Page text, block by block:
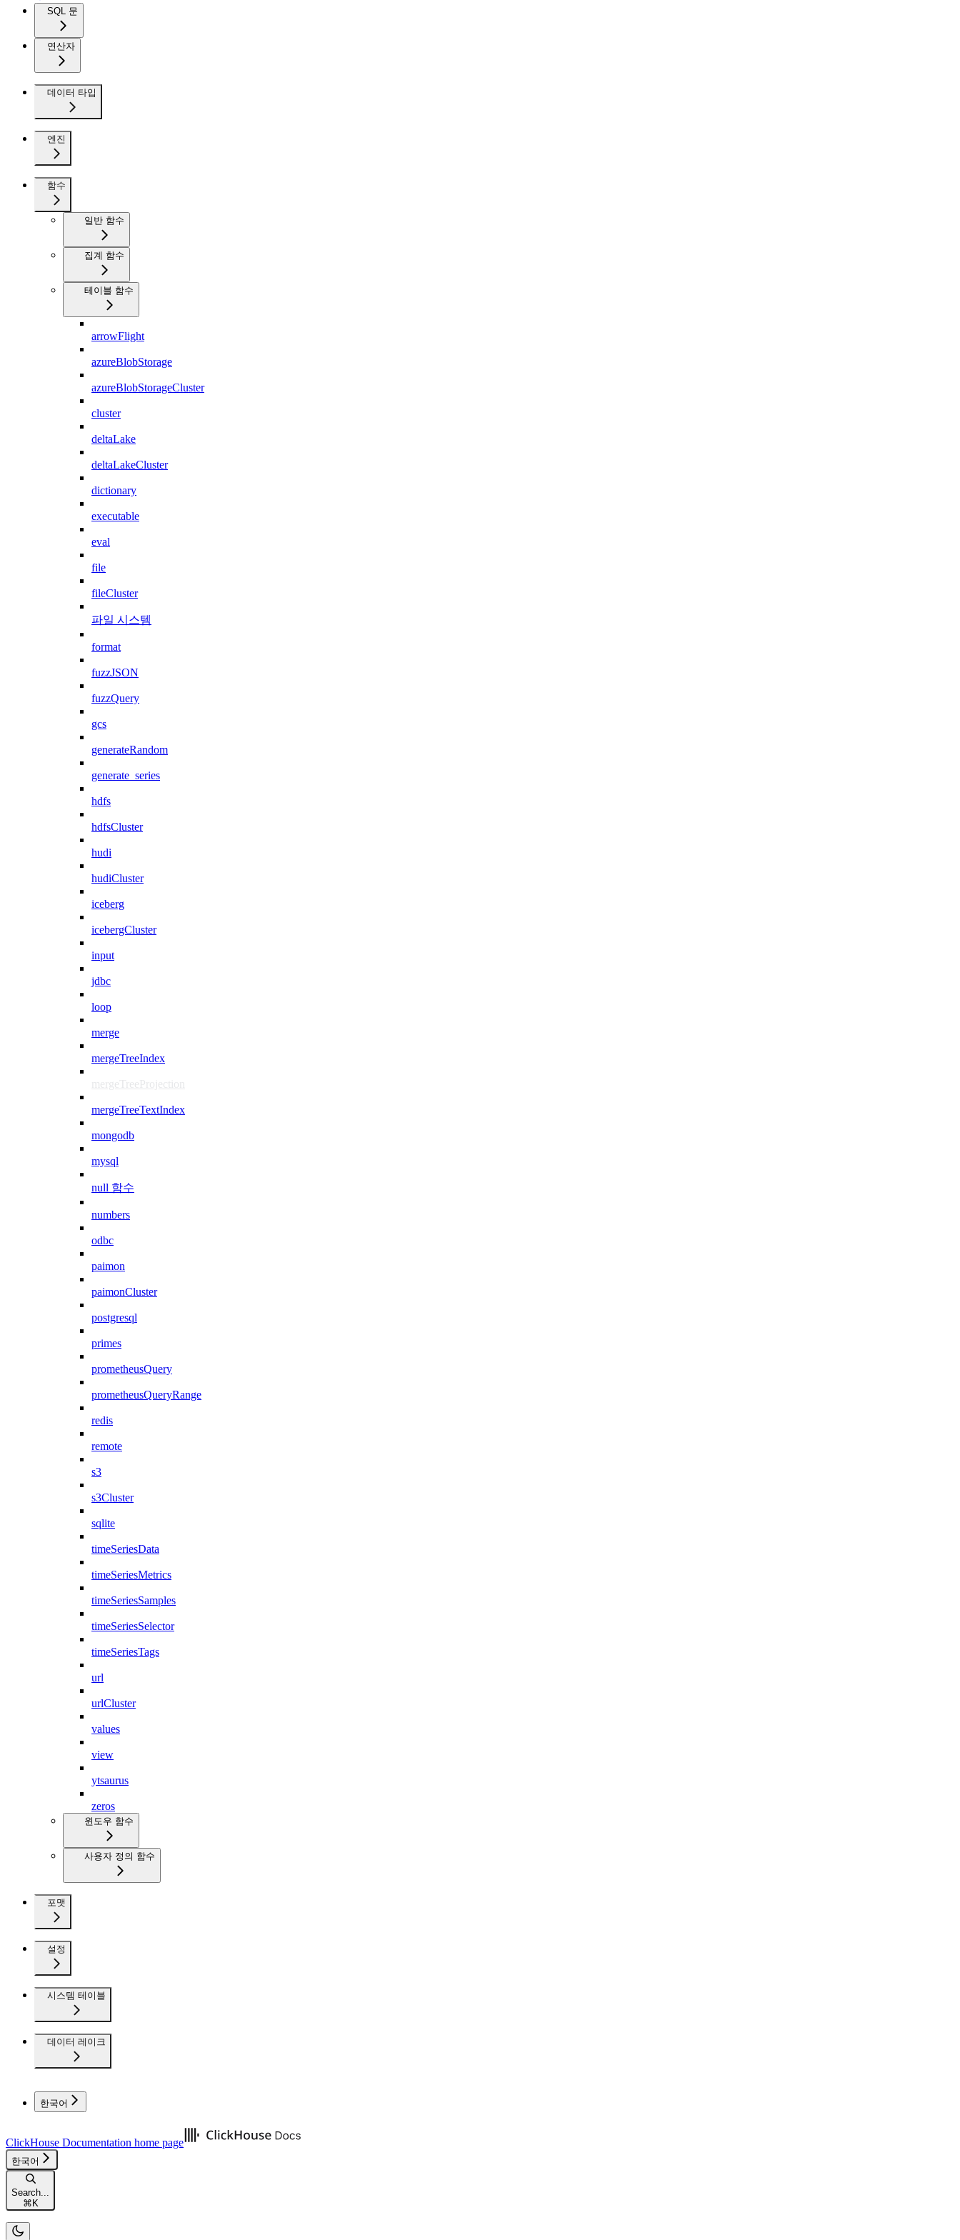
SQL 문
연산자
데이터 타입
엔진
함수
일반 함수
집계 함수
테이블 함수
arrowFlight
azureBlobStorage
azureBlobStorageCluster
cluster
deltaLake
deltaLakeCluster
dictionary
executable
eval
file
fileCluster
파일 시스템
format
fuzzJSON
fuzzQuery
gcs
generateRandom
generate_series
hdfs
hdfsCluster
hudi
hudiCluster
iceberg
icebergCluster
input
jdbc
loop
merge
mergeTreeIndex
mergeTreeProjection
mergeTreeTextIndex
mongodb
mysql
null 함수
numbers
odbc
paimon
paimonCluster
postgresql
primes
prometheusQuery
prometheusQueryRange
redis
remote
s3
s3Cluster
sqlite
timeSeriesData
timeSeriesMetrics
timeSeriesSamples
timeSeriesSelector
timeSeriesTags
url
urlCluster
values
view
ytsaurus
zeros
윈도우 함수
사용자 정의 함수
포맷
설정
시스템 테이블
데이터 레이크
한국어
ClickHouse Documentation home page
한국어
Search...
⌘K